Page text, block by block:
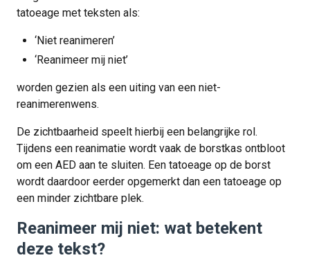
tatoeage met teksten als:
‘Niet reanimeren’
‘Reanimeer mij niet’
worden gezien als een uiting van een niet-
reanimerenwens.
De zichtbaarheid speelt hierbij een belangrijke rol.
Tijdens een reanimatie wordt vaak de borstkas ontbloot
om een AED aan te sluiten. Een tatoeage op de borst
wordt daardoor eerder opgemerkt dan een tatoeage op
een minder zichtbare plek.
Reanimeer mij niet: wat betekent
deze tekst?